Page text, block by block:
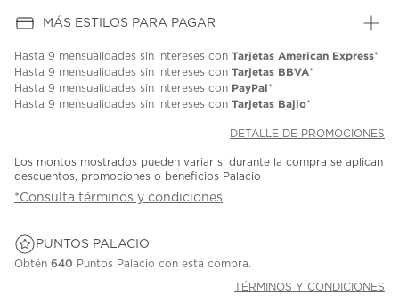
MÁS ESTILOS PARA PAGAR
Hasta 9 mensualidades sin intereses con Tarjetas American Express*
Hasta 9 mensualidades sin intereses con Tarjetas BBVA*
Hasta 9 mensualidades sin intereses con PayPal*
Hasta 9 mensualidades sin intereses con Tarjetas Bajio*
DETALLE DE PROMOCIONES
Los montos mostrados pueden variar si durante la compra se aplican
descuentos, promociones o beneficios Palacio
*Consulta términos y condiciones
PUNTOS PALACIO
Obtén 640 Puntos Palacio con esta compra.
TÉRMINOS Y CONDICIONES